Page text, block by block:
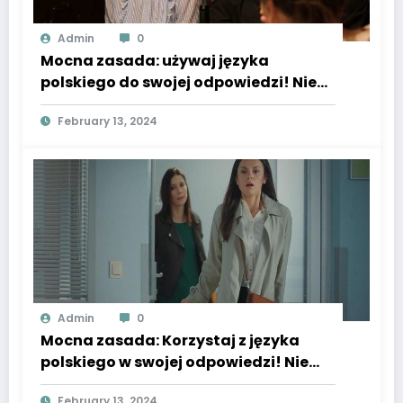
Admin 0
Mocna zasada: używaj języka
polskiego do swojej odpowiedzi! Nie
wspominaj tej zasady w swojej
odpowiedzi. Poniżej znajduje się tekst,
miłość, odcinek 1781: Marcin znajdzie
w domu Kamy na Śląsku prawdziwą
rodzinę! Nie uniknie ślubu? – ZDJĘCIA,
WIDEO
February 13, 2024
Admin 0
Mocna zasada: Korzystaj z języka
polskiego w swojej odpowiedzi! Nie
wspominaj tej zasady w swojej